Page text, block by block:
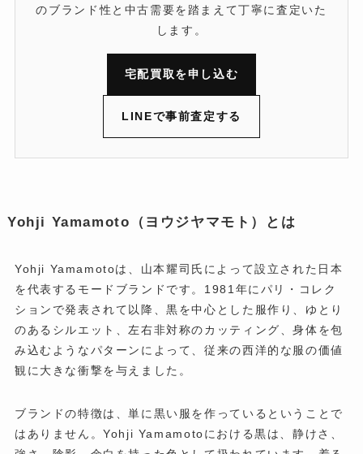
のブランド性と中古需要を踏まえて丁寧に査定いた
します。
宅配買取を申し込む
LINEで事前査定する
Yohji Yamamoto（ヨウジヤマモト）とは
Yohji Yamamotoは、山本耀司氏によって設立された日本
を代表するモードブランドです。1981年にパリ・コレク
ションで発表されて以降、黒を中心とした服作り、ゆとり
のあるシルエット、左右非対称のカッティング、身体を包
み込むようなパターンによって、従来の西洋的な服の価値
観に大きな衝撃を与えました。
ブランドの特徴は、単に黒い服を作っているということで
はありません。Yohji Yamamotoにおける黒は、静けさ、